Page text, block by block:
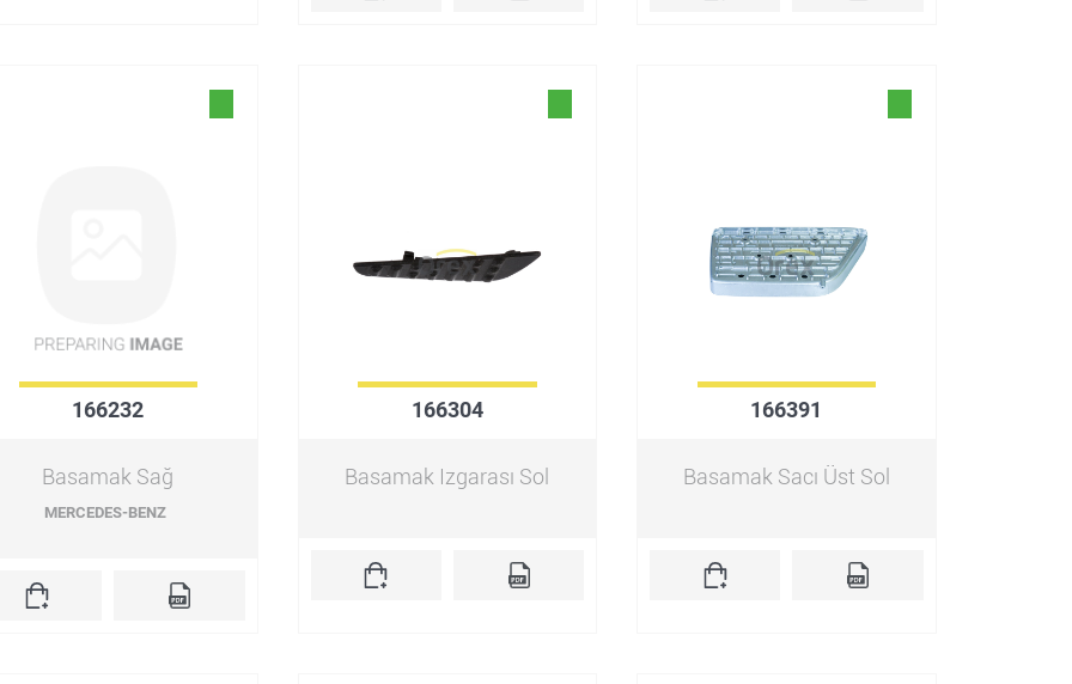
166232
Basamak Sağ
MERCEDES-BENZ
166304
Basamak Izgarası Sol
166391
Basamak Sacı Üst Sol